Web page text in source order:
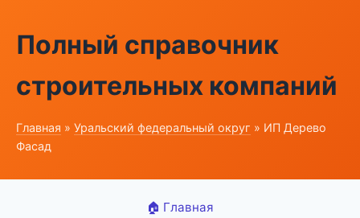
Полный справочник
строительных компаний
Главная » Уральский федеральный округ » ИП Дерево
Фасад
🏠 Главная